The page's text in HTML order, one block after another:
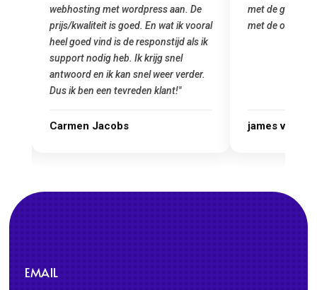
met de grote jongens en dus nu al blij
met de overstap!"
james van oranje
was meteen
gemaakt. Top
Marcel Thijs
EMAIL